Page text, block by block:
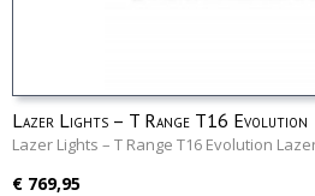
Lazer Lights – T Range T16 Evolution
Lazer Lights – T Range T16 Evolution
€ 769,95